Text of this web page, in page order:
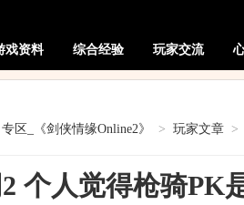
戏资料 综合经验 玩家交流
专区_《剑侠情缘Online2》 > 玩家文章 >
个人觉得枪骑PK